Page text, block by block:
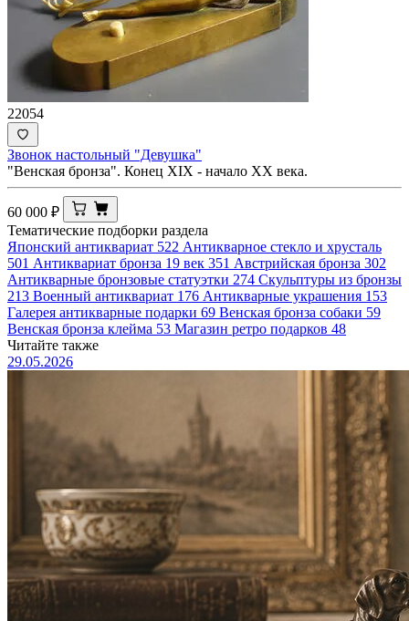
22054
Звонок настольный "Девушка"
"Венская бронза". Конец XIX - начало ХХ века.
60 000 ₽
Тематические подборки раздела
Японский антиквариат 522 Антикварное стекло и хрусталь
501 Антиквариат бронза 19 век 351 Австрийская бронза 302
Антикварные бронзовые статуэтки 274 Скульптуры из бронзы
213 Военный антиквариат 176 Антикварные украшения 153
Галерея антикварные подарки 69 Венская бронза собаки 59
Венская бронза клейма 53 Магазин ретро подарков 48
Читайте также
29.05.2026